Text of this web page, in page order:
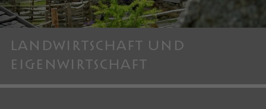
LANDWIRTSCHAFT UND
EIGENWIRTSCHAFT